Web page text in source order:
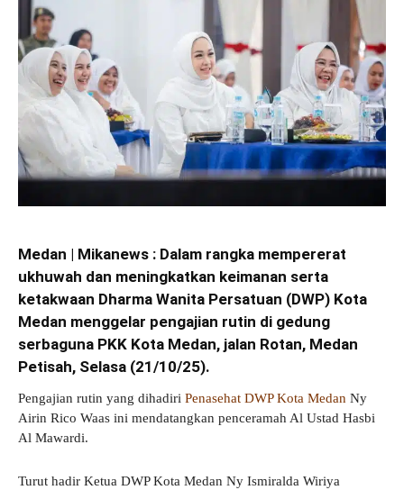
Medan | Mikanews : Dalam rangka mempererat
ukhuwah dan meningkatkan keimanan serta
ketakwaan Dharma Wanita Persatuan (DWP) Kota
Medan menggelar pengajian rutin di gedung
serbaguna PKK Kota Medan, jalan Rotan, Medan
Petisah, Selasa (21/10/25).
Pengajian rutin yang dihadiri Penasehat DWP Kota Medan Ny
Airin Rico Waas ini mendatangkan penceramah Al Ustad Hasbi
Al Mawardi.
Turut hadir Ketua DWP Kota Medan Ny Ismiralda Wiriya